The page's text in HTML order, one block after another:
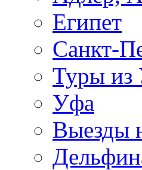
Египет
Санкт-
Туры
Уфа
Выезды